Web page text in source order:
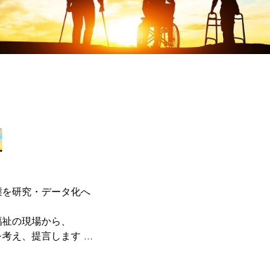
研究・データ化へ
の現場から、
え、提言します